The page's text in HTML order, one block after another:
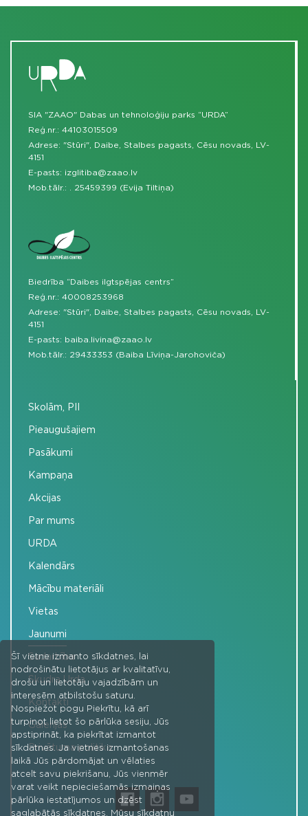
Šī vietne izmanto sīkdatnes, lai
nodrošinātu lietotājus ar kvalitatīvu,
drošu un lietotāju vajadzībām un
interesēm atbilstošu saturu.
Nospiežot pogu Piekrītu, kā arī
turpinot lietot šo pārlūka sesiju, Jūs
apstiprināt, ka piekrītat izmantot
sīkdatnes. Ja vietnes izmantošanas
laikā Jūs pārdomājat un vēlaties
atcelt savu piekrišanu, Jūs vienmēr
varat veikt nepieciešamās izmaiņas
pārlūka iestatījumos un dzēst
saglabātās sīkdatnes. Mūsu sīkdatņu
SIA "ZAAO" Dabas un tehnoloģiju parks “URDA”
Reģ.nr.: 44103015509
Adrese: "Stūri", Daibe, Stalbes pagasts, Cēsu novads, LV-
4151
E-pasts: izglitiba@zaao.lv
Mob.tālr.:
25459399 (Evija Tiltiņa)
Biedrība “Daibes ilgtspējas centrs”
Reģ.nr.: 40008253968
Adrese: "Stūri", Daibe, Stalbes pagasts, Cēsu novads, LV-
4151
E-pasts: baiba.livina@zaao.lv
Mob.tālr.: 29433353 (Baiba Līviņa-Jarohoviča)
Skolām, PII
Pieaugušajiem
Pasākumi
Kampaņa
Akcijas
Par mums
URDA
Kalendārs
Mācību materiāli
Vietas
Jaunumi
Sadarbība
Skudra Urda
Kontakti
Galerijas
Privātuma politika